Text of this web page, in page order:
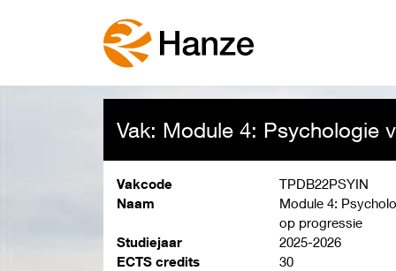
Vak: Module 4: Psychologie
Vakcode
TPDB22PSYIN
Naam
Module 4:
op progressie
Studiejaar
2025-2026
ECTS credits
30